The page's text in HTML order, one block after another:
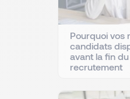
Pourquoi vos
candidats
avant la fin
recrutement